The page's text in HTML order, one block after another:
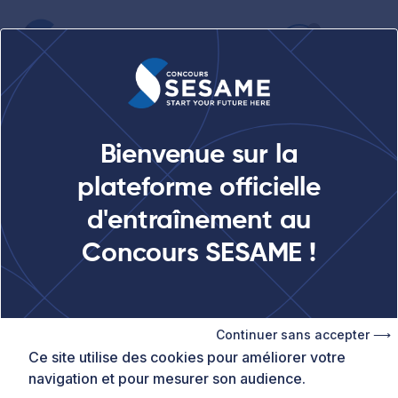
Bienvenue sur la
plateforme officielle
d'entraînement au
Concours SESAME !
Ce site utilise des cookies pour améliorer votre
navigation et pour mesurer son audience.
Continuer sans accepter ⟶
Rubriques réservées aux membres
Retour aux webinars
17 décembre 2025
S'entraîner aux épreuves
écrites du Concours
SESAME avec
prepaSESAME